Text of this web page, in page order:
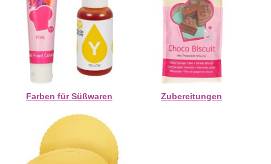
Farben für Süßwaren Zubereitungen